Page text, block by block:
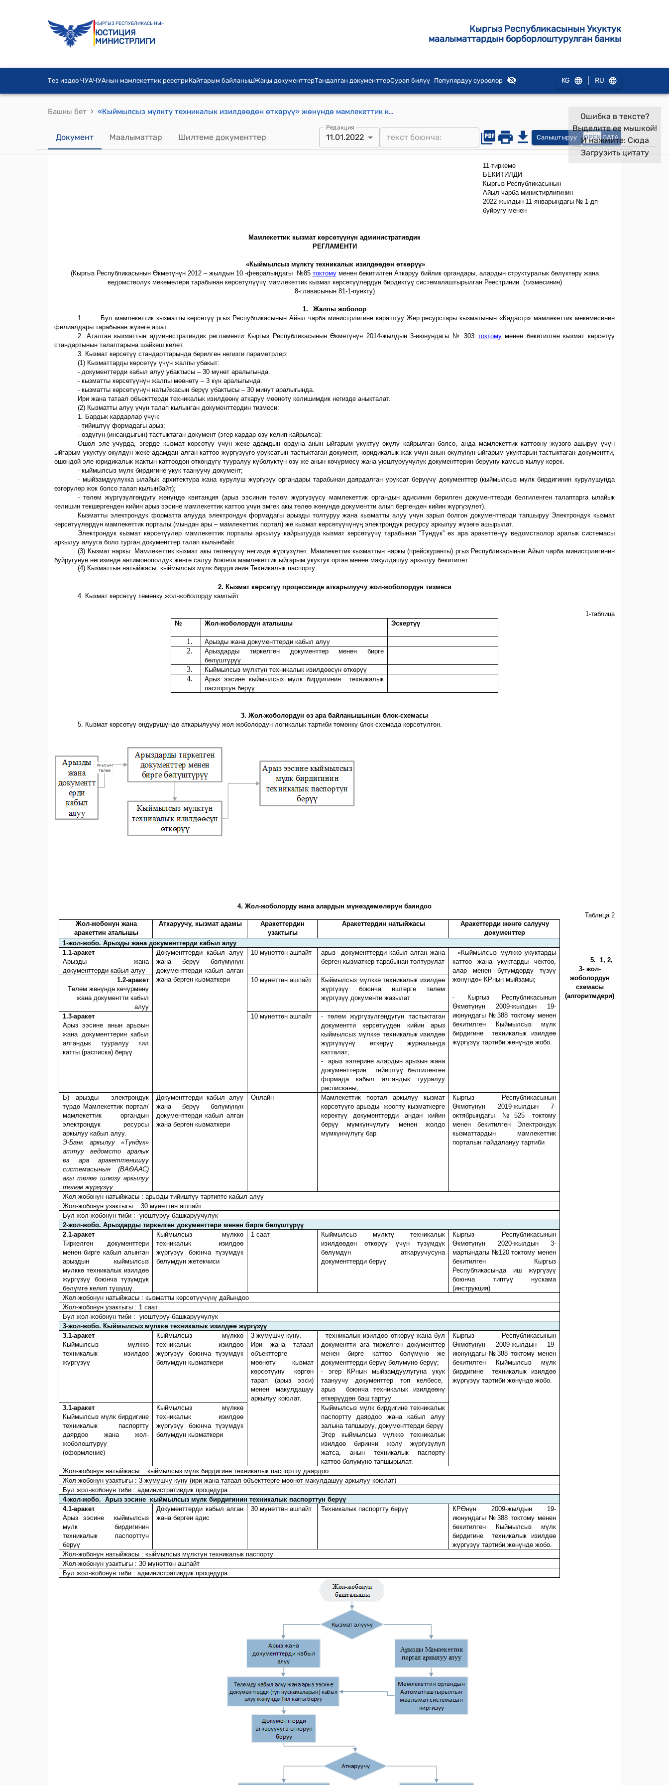
КЫРГЫЗ РЕСПУБЛИКАСЫНЫН
ЮСТИЦИЯ
МИНИСТРЛИГИ
Кыргыз Республикасынын Укуктук
маалыматтардын борборлоштурулган банкы
Тез издөө ЧУАЧУАнын мамлекеттик реестриКайтарым байланышЖаңы документтерТандалган документтерСурап билүү Популярдуу суроолор KG RU
Башкы бет › «Кыймылсыз мүлктү техникалык изилдѳѳдѳн ѳткѳрүү» жөнүндө мамлекеттик кызмат көрсөтүүнүн административдик регламенти (Кыргыз Республикасынын Айыл чарба министрлигинин 2022-жылдын 11-январындагы № 1-дп "Мамлекеттик кызмат көрсөтүүлөрдүн административдик регламенттерин бекитүү жөнүндө" буйругуна)
Документ Маалыматтар Шилтеме документтер
Редакция
11.01.2022 Салыштыруу OPEN DATA
Ошибка в тексте?
Выделите ее мышкой!
И нажмите: Сюда
Загрузить цитату